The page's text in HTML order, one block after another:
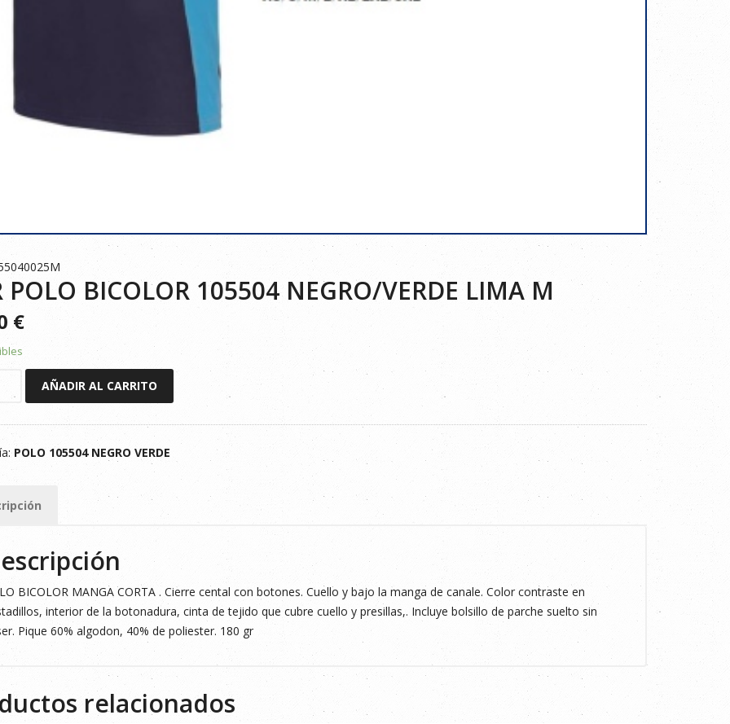
POLO BICOLOR 105504 NEGRO/VERDE LIMA M
€
AÑADIR AL CARRITO
POLO 105504 NEGRO VERDE
BICOLOR MANGA CORTA . Cierre cental con botones. Cuello y bajo la manga de canale. Color contraste en
interior de la botonadura, cinta de tejido que cubre cuello y presillas,. Incluye bolsillo de parche suelto sin
Pique 60% algodon, 40% de poliester. 180 gr
relacionados